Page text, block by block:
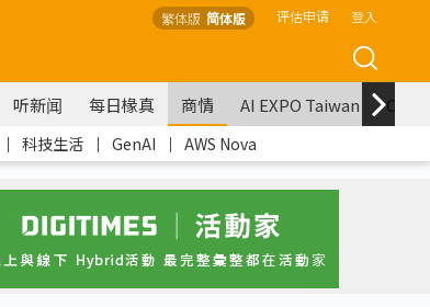
繁体版 简体版 评估申请 登入
听新闻 每日椽真 商情 AI EXPO Taiwan
｜ 科技生活 ｜ GenAI ｜ AWS Nova